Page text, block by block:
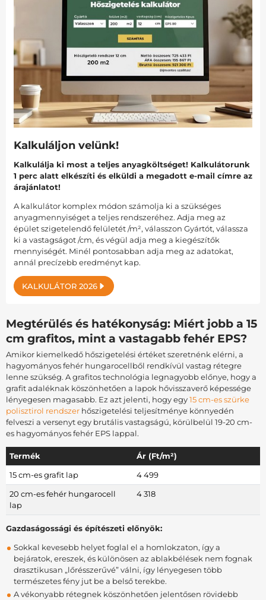
Kalkuláljon velünk!
Kalkulálja ki most a teljes anyagköltséget! Kalkulátorunk
1 perc alatt elkészíti és elküldi a megadott e-mail címre az
árajánlatot!
A kalkulátor komplex módon számolja ki a szükséges
anyagmennyiséget a teljes rendszeréhez. Adja meg az
épület szigetelendő felületét /m², válasszon Gyártót, válassza
ki a vastagságot /cm, és végül adja meg a kiegészítők
mennyiségét. Minél pontosabban adja meg az adatokat,
annál precízebb eredményt kap.
KALKULÁTOR 2026
Megtérülés és hatékonyság: Miért jobb a 15
cm grafitos, mint a vastagabb fehér EPS?
Amikor kiemelkedő hőszigetelési értéket szeretnénk elérni, a
hagyományos fehér hungarocellből rendkívül vastag rétegre
lenne szükség. A grafitos technológia legnagyobb előnye, hogy a
grafit adaléknak köszönhetően a lapok hővisszaverő képessége
lényegesen magasabb. Ez azt jelenti, hogy egy15 cm-es szürke
polisztirol rendszerhőszigetelési teljesítménye könnyedén
felveszi a versenyt egy brutális vastagságú, körülbelül 19-20 cm-
es hagyományos fehér EPS lappal.
Termék
Ár (Ft/m²)
15 cm-es grafit lap
4 499
20 cm-es fehér hungarocell
lap
4 318
Gazdaságossági és építészeti előnyök:
Sokkal kevesebb helyet foglal el a homlokzaton, így a
bejáratok, ereszek, és különösen az ablakbélések nem fognak
drasztikusan „lőrésszerűvé” válni, így lényegesen több
természetes fény jut be a belső terekbe.
A vékonyabb rétegnek köszönhetően jelentősen rövidebb